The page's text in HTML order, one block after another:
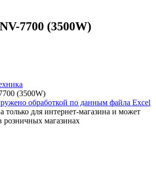
7700 (3500W)
(3500W)
только для интернет-магазина и может
розничных магазинах